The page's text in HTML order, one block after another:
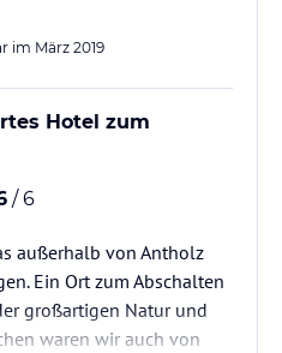
im März 2019
Hotel zum
/ 6
außerhalb von Antholz
Ein Ort zum Abschalten
großartigen Natur und
waren wir auch von